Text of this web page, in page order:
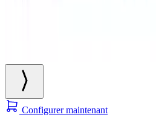
Configurer maintenant